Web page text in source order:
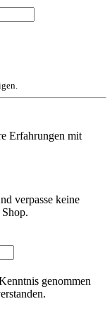
Erfahrungen mit
verpasse keine
genommen